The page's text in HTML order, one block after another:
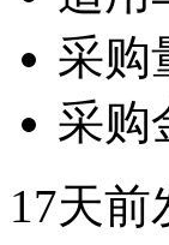
采购
采购
17天前